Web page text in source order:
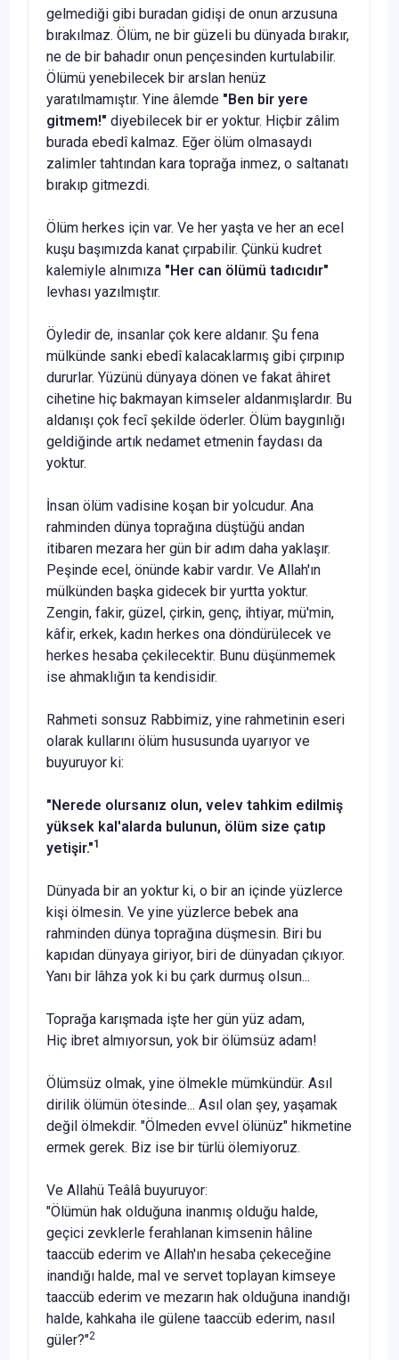
gel­mediği gibi buradan gidişi de onun arzusuna
bırakılmaz. Ölüm, ne bir güzeli bu dünyada bırakır,
ne de bir bahadır onun pençesinden kurtulabilir.
Ölümü yenebilecek bir arslan henüz
yaratılmamıştır. Yine âlemde "Ben bir yere
gitmem!" diyebilecek bir er yoktur. Hiçbir zâlim
burada ebedî kalmaz. Eğer ölüm olmasaydı
zalimler tahtından ka­ra toprağa inmez, o saltanatı
bırakıp gitmezdi.
Ölüm herkes için var. Ve her yaşta ve her an ecel
kuşu başımızda kanat çırpabilir. Çünkü kudret
kalemiyle alnı­mıza "Her can ölümü tadıcıdır"
levhası yazılmıştır.
Öyledir de, insanlar çok kere aldanır. Şu fena
mülkün­de sanki ebedî kalacaklarmış gibi çırpınıp
dururlar. Yüzü­nü dünyaya dönen ve fakat âhiret
cihetine hiç bakmayan kimseler aldanmışlardır. Bu
aldanışı çok fecî şekilde öder­ler. Ölüm baygınlığı
geldiğinde artık nedamet etmenin fay­dası da
yoktur.
İnsan ölüm vadisine koşan bir yolcudur. Ana
rahmin­den dünya toprağına düştüğü andan
itibaren mezara her gün bir adım daha yaklaşır.
Peşinde ecel, önünde kabir vardır. Ve Allah'ın
mülkünden başka gidecek bir yurtta yoktur.
Zengin, fakir, güzel, çirkin, genç, ihtiyar, mü'min,
kâfir, erkek, kadın herkes ona döndürülecek ve
herkes hesaba çekilecektir. Bunu düşünmemek
ise ahmaklığın ta kendisi­dir.
Rahmeti sonsuz Rabbimiz, yine rahmetinin eseri
olarak kullarını ölüm hususunda uyarıyor ve
buyuruyor ki:
"Nerede olursanız olun, velev tahkim edilmiş
yük­sek kal'alarda bulunun, ölüm size çatıp
yetişir."1
Dünyada bir an yoktur ki, o bir an içinde yüzlerce
kişi ölmesin. Ve yine yüzlerce bebek ana
rahminden dünya top­rağına düşmesin. Biri bu
kapıdan dünyaya giriyor, biri de dünyadan çıkıyor.
Yanı bir lâhza yok ki bu çark durmuş ol­sun...
Toprağa karışmada işte her gün yüz adam,
Hiç ibret almıyorsun, yok bir ölümsüz adam!
Ölümsüz olmak, yine ölmekle mümkündür. Asıl
dirilik ölümün ötesinde... Asıl olan şey, yaşamak
değil ölmekdir. "Ölmeden evvel ölünüz" hikmetine
ermek gerek. Biz ise bir türlü ölemiyoruz.
Ve Allahü Teâlâ buyuruyor:
"Ölümün hak olduğuna inanmış olduğu halde,
geçici zevklerle ferahlanan kimsenin hâline
taaccüb ederim ve Allah'ın hesaba çekeceğine
inandığı halde, mal ve servet toplayan kimseye
taaccüb ederim ve mezarın hak olduğuna inandığı
halde, kahkaha ile gülene taaccüb ederim, nasıl
güler?"2